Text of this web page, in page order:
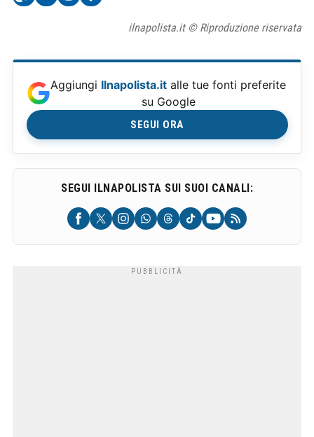
ilnapolista.it © Riproduzione riservata
Aggiungi Ilnapolista.it alle tue fonti preferite
su Google
SEGUI ORA
SEGUI ILNAPOLISTA SUI SUOI CANALI: